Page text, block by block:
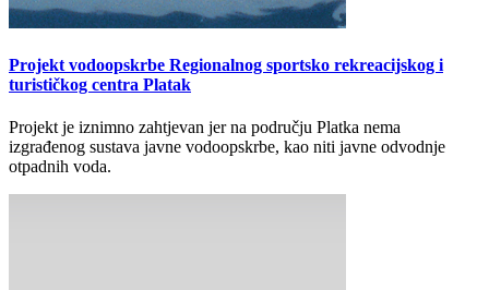
Projekt vodoopskrbe Regionalnog sportsko rekreacijskog i
turističkog centra Platak
Projekt je iznimno zahtjevan jer na području Platka nema
izgrađenog sustava javne vodoopskrbe, kao niti javne odvodnje
otpadnih voda.